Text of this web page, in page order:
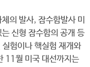
의 발사, 잠수함발사 미
신형 잠수함의 공개 등
험이나 핵실험 재개와
11월 미국 대선까지는